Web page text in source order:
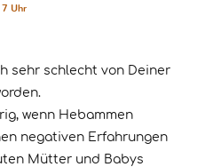
Uhr
sehr schlecht von Deiner
wenn Hebammen
negativen Erfahrungen
Mütter und Babys